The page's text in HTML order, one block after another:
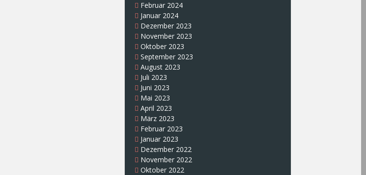
Februar 2024
Januar 2024
Dezember 2023
November 2023
Oktober 2023
September 2023
August 2023
Juli 2023
Juni 2023
Mai 2023
April 2023
März 2023
Februar 2023
Januar 2023
Dezember 2022
November 2022
Oktober 2022